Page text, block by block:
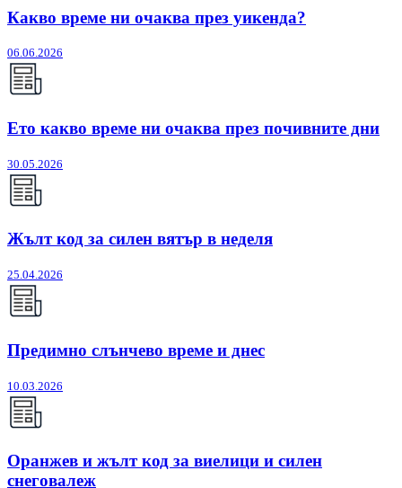
Какво време ни очаква през уикенда?
06.06.2026
Ето какво време ни очаква през почивните дни
30.05.2026
Жълт код за силен вятър в неделя
25.04.2026
Предимно слънчево време и днес
10.03.2026
Оранжев и жълт код за виелици и силен
снеговалеж